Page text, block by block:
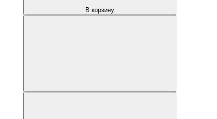
В корзину